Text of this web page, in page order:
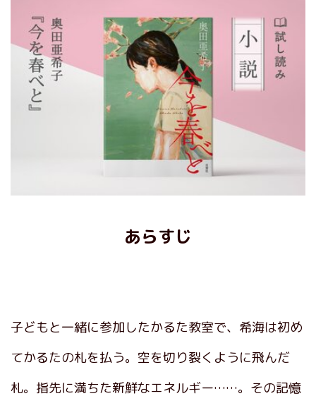
あらすじ
子どもと一緒に参加したかるた教室で、希海は初め
てかるたの札を払う。空を切り裂くように飛んだ
札。指先に満ちた新鮮なエネルギー……。その記憶